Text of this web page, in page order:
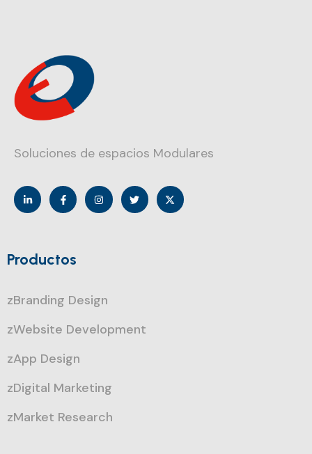
Soluciones de espacios Modulares
Productos
zBranding Design
zWebsite Development
zApp Design
zDigital Marketing
zMarket Research